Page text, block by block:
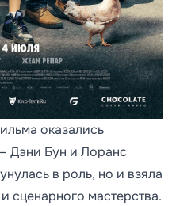
оказались
Дэни Бун и Лоранс
в роль, но и взяла
сценарного мастерства.